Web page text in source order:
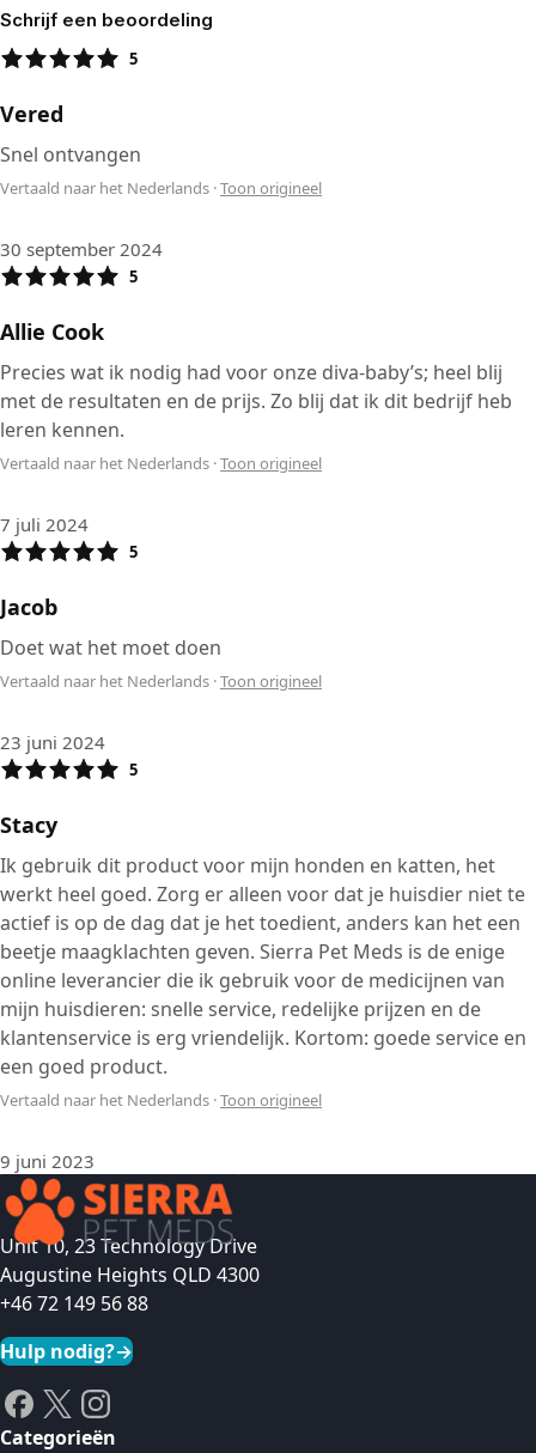
Schrijf een beoordeling
5
Vered
Snel ontvangen
Vertaald naar het Nederlands ·Toon origineel
30 september 2024
5
Allie Cook
Precies wat ik nodig had voor onze diva-baby’s; heel blij
met de resultaten en de prijs. Zo blij dat ik dit bedrijf heb
leren kennen.
Vertaald naar het Nederlands ·Toon origineel
7 juli 2024
5
Jacob
Doet wat het moet doen
Vertaald naar het Nederlands ·Toon origineel
23 juni 2024
5
Stacy
Ik gebruik dit product voor mijn honden en katten, het
werkt heel goed. Zorg er alleen voor dat je huisdier niet te
actief is op de dag dat je het toedient, anders kan het een
beetje maagklachten geven. Sierra Pet Meds is de enige
online leverancier die ik gebruik voor de medicijnen van
mijn huisdieren: snelle service, redelijke prijzen en de
klantenservice is erg vriendelijk. Kortom: goede service en
een goed product.
Vertaald naar het Nederlands ·Toon origineel
9 juni 2023
Unit 10, 23 Technology Drive
Augustine Heights QLD 4300
+46 72 149 56 88
Hulp nodig?→
Categorieën